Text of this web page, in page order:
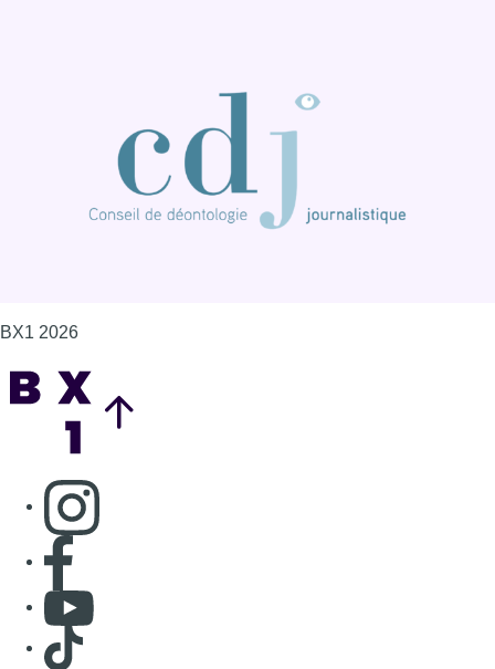
BX1 2026
Consulter page Instagram
Consulter page Facebook
Consulter Youtube
Consulter TikTok